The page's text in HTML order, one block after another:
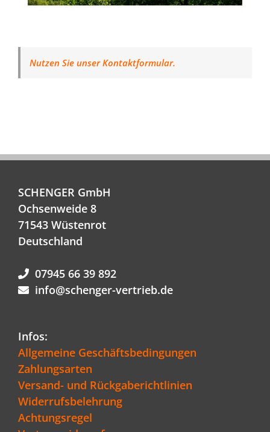
Nutzen Sie unser Kontaktformular.
SCHENGER GmbH
Ochsenweide 8
71543 Wüstenrot
Deutschland
07945 66 39 892
info@schenger-vertrieb.de
Infos:
Allgemeine Geschäftsbedingungen
Zahlungsarten
Versand- und Rückgaberichtlinien
Widerrufsbelehrung
Achtungsregel